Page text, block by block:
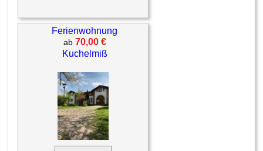
Ferienwohnung
ab 70,00 €
Kuchelmiß